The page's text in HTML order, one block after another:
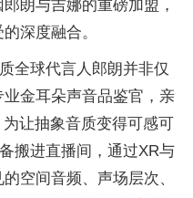
朗与吉娜的重磅加盟，
深度融合。
全球代言人郎朗并非仅
金耳朵声音品鉴官，亲
让抽象音质变得可感可
搬进直播间，通过XR与
空间音频、声场层次、